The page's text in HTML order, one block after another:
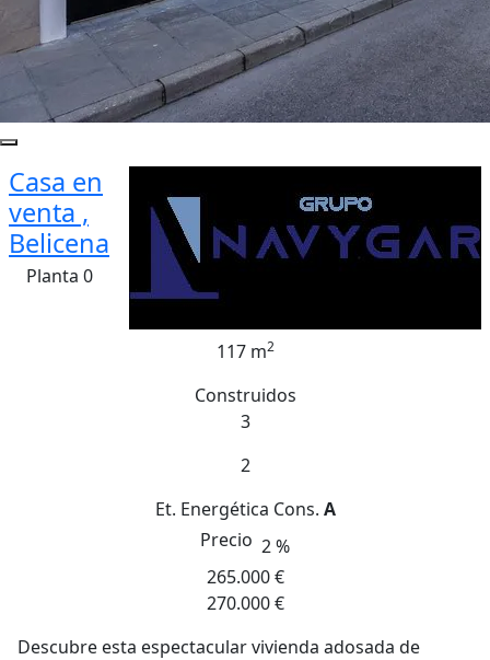
Casa en
venta ,
Belicena
Planta 0
117 m2
Construidos
3
2
Et. Energética Cons. A
Precio 2 %
265.000 €
270.000 €
Descubre esta espectacular vivienda adosada de